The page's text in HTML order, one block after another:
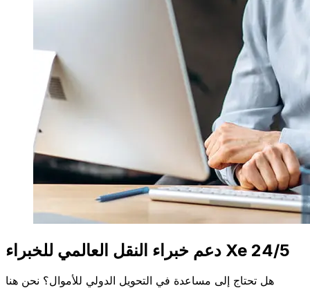
دعم خبراء النقل العالمي للخبراء Xe 24/5
هل تحتاج إلى مساعدة في التحويل الدولي للأموال؟ نحن هنا